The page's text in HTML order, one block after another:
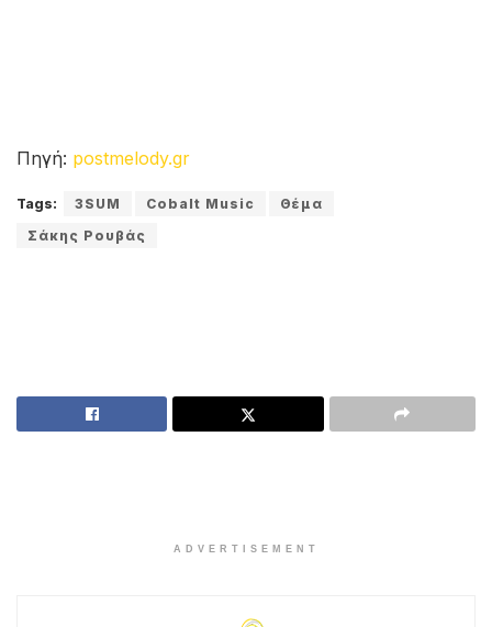
Πηγή: postmelody.gr
Tags: 3SUM Cobalt Music
Θέμα
Σάκης Ρουβάς
ADVERTISEMENT